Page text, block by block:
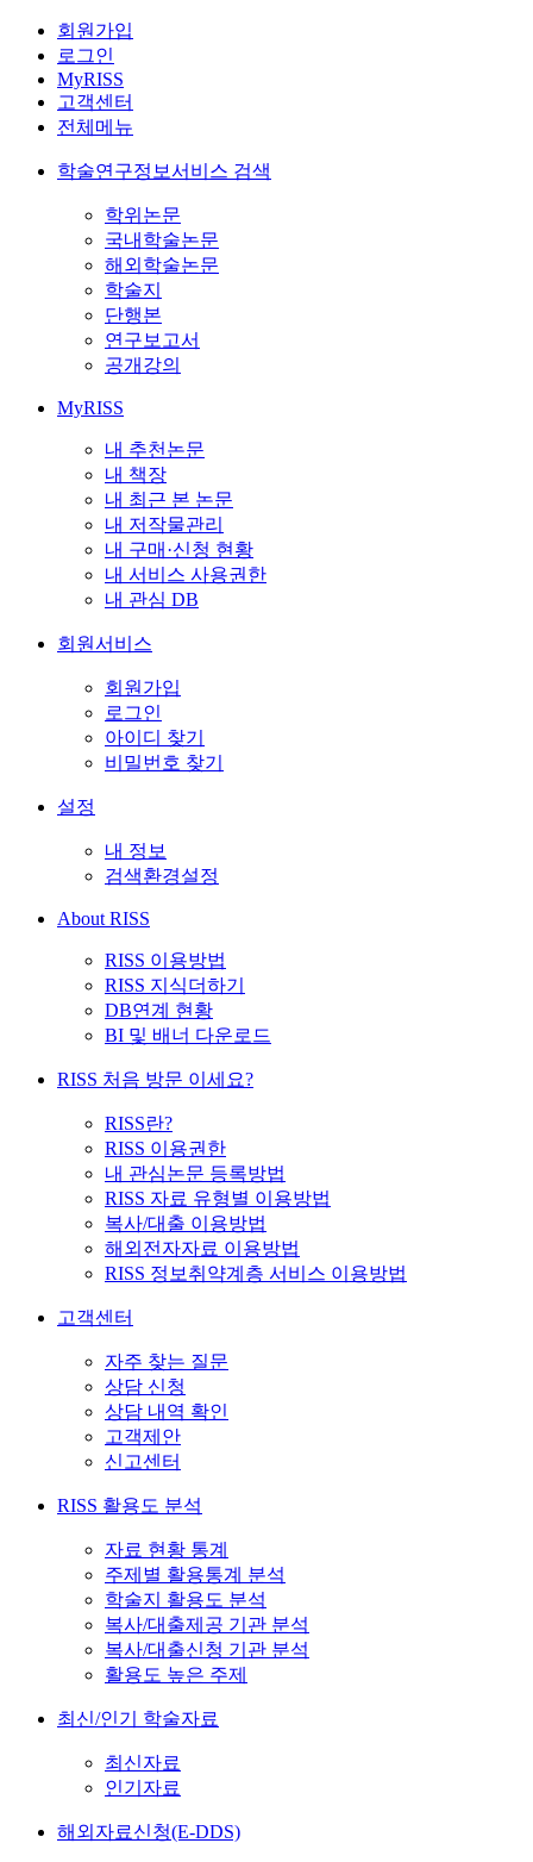
회원가입
로그인
MyRISS
고객센터
전체메뉴
학술연구정보서비스 검색
학위논문
국내학술논문
해외학술논문
학술지
단행본
연구보고서
공개강의
MyRISS
내 추천논문
내 책장
내 최근 본 논문
내 저작물관리
내 구매·신청 현황
내 서비스 사용권한
내 관심 DB
회원서비스
회원가입
로그인
아이디 찾기
비밀번호 찾기
설정
내 정보
검색환경설정
About RISS
RISS 이용방법
RISS 지식더하기
DB연계 현황
BI 및 배너 다운로드
RISS 처음 방문 이세요?
RISS란?
RISS 이용권한
내 관심논문 등록방법
RISS 자료 유형별 이용방법
복사/대출 이용방법
해외전자자료 이용방법
RISS 정보취약계층 서비스 이용방법
고객센터
자주 찾는 질문
상담 신청
상담 내역 확인
고객제안
신고센터
RISS 활용도 분석
자료 현황 통계
주제별 활용통계 분석
학술지 활용도 분석
복사/대출제공 기관 분석
복사/대출신청 기관 분석
활용도 높은 주제
최신/인기 학술자료
최신자료
인기자료
해외자료신청(E-DDS)